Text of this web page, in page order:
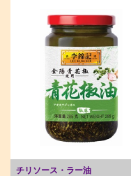
チリソース・ラー油